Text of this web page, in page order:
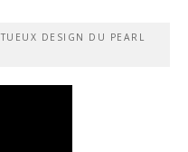
DESIGN DU PEARL